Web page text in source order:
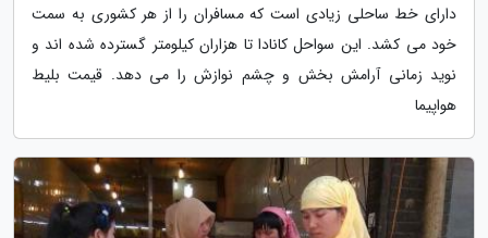
دارای خط ساحلی زیادی است که مسافران را از هر کشوری به سمت
خود می کشد. این سواحل کانادا تا هزاران کیلومتر گسترده شده اند و
نوید زمانی آرامش بخش و چشم نوازش را می دهد. قیمت بلیط
هواپیما